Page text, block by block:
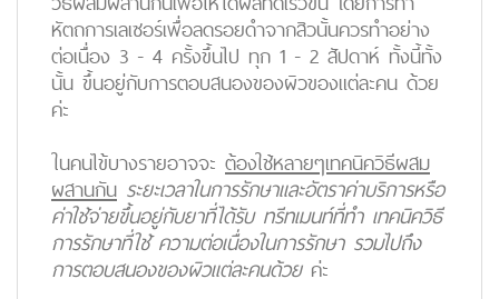
หัตถการเลเซอร์เพื่อลดรอยดำจากสิวนั้นควรทำอย่าง
ต่อเนื่อง 3 - 4 ครั้งขึ้นไป ทุก 1 - 2 สัปดาห์ ทั้งนี้ทั้ง
นั้น ขึ้นอยู่กับการตอบสนองของผิวของแต่ละคน ด้วย
ค่ะ
ในคนไข้บางรายอาจจะ ต้องใช้หลายๆเทคนิควิธีผสม
ผสานกัน ระยะเวลาในการรักษาและอัตราค่าบริการหรือ
ค่าใช้จ่ายขึ้นอยู่กับยาที่ได้รับ ทรีทเมนท์ที่ทำ เทคนิควิธี
การรักษาที่ใช้ ความต่อเนื่องในการรักษา รวมไปถึง
การตอบสนองของผิวแต่ละคนด้วยค่ะ